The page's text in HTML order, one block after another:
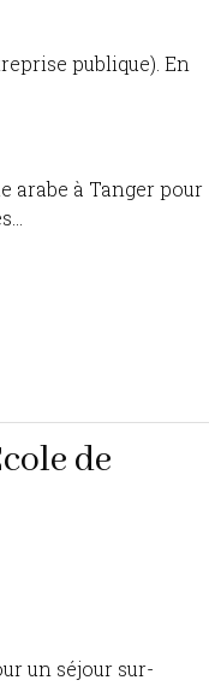
publique). En
arabe à Tanger pour
de
un séjour sur-